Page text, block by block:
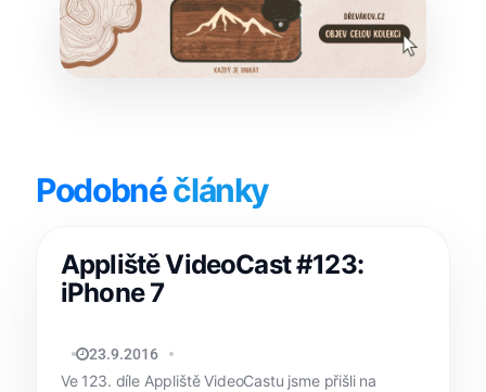
Podobnéčlánky
Appliště VideoCast #123:
iPhone 7
TOMÁŠ SVOBODA
23.9.2016
Ve 123. díle Appliště VideoCastu jsme přišli na